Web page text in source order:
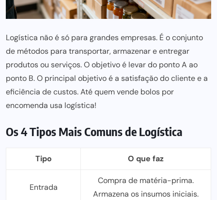
Logística não é só para grandes empresas. É o conjunto
de métodos para transportar, armazenar e entregar
produtos ou serviços. O objetivo é levar do ponto A ao
ponto B. O principal objetivo é a satisfação do cliente e a
eficiência de custos. Até quem vende bolos por
encomenda usa logística!
Os 4 Tipos Mais Comuns de Logística
Tipo O que faz
Entrada
Compra de matéria-prima.
Armazena os insumos iniciais.